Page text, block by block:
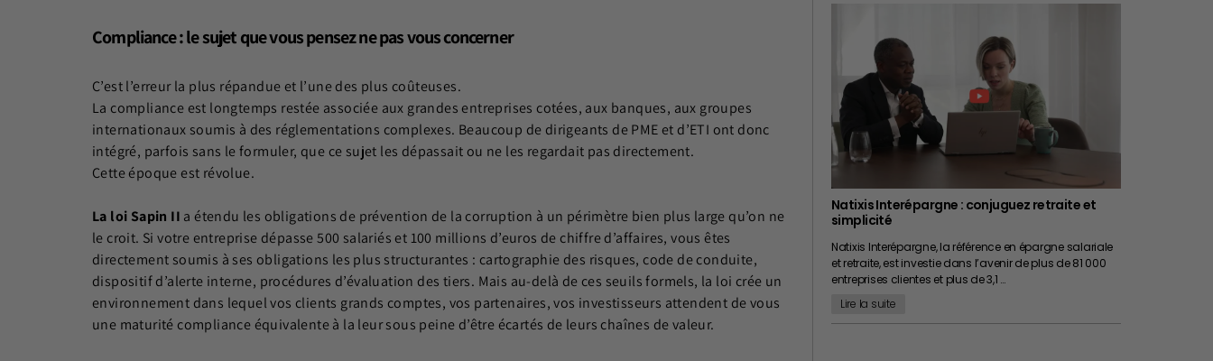
Compliance : le sujet que vous pensez ne pas vous concerner
C’est l’erreur la plus répandue et l’une des plus coûteuses.
La compliance est longtemps restée associée aux grandes entreprises cotées, aux banques, aux groupes
internationaux soumis à des réglementations complexes. Beaucoup de dirigeants de PME et d’ETI ont donc
intégré, parfois sans le formuler, que ce sujet les dépassait ou ne les regardait pas directement.
Cette époque est révolue.
La loi Sapin II a étendu les obligations de prévention de la corruption à un périmètre bien plus large qu’on ne
le croit. Si votre entreprise dépasse 500 salariés et 100 millions d’euros de chiffre d’affaires, vous êtes
directement soumis à ses obligations les plus structurantes : cartographie des risques, code de conduite,
dispositif d’alerte interne, procédures d’évaluation des tiers. Mais au-delà de ces seuils formels, la loi crée un
environnement dans lequel vos clients grands comptes, vos partenaires, vos investisseurs attendent de vous
une maturité compliance équivalente à la leur sous peine d’être écartés de leurs chaînes de valeur.
Natixis Interépargne : conjuguez retraite et
simplicité
Natixis Interépargne, la référence en épargne salariale
et retraite, est investie dans l’avenir de plus de 81 000
entreprises clientes et plus de 3,1 …
Lire la suite